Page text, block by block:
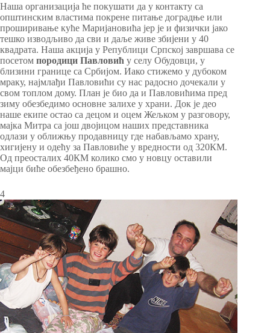
Наша организација ће покушати да у контакту са
општинским властима покрене питање доградње или
проширивање куће Маријановића јер је и физички јако
тешко изводљиво да сви и даље живе збијени у 40
квадрата. Наша акција у Републици Српској завршава се
посетом породици Павловић у селу Обудовци, у
близини границе са Србијом. Иако стижемо у дубоком
мраку, најмлађи Павловићи су нас радосно дочекали у
свом топлом дому. План је био да и Павловићима пред
зиму обезбедимо основне залихе у храни. Док је део
наше екипе остао са децом и оцем Жељком у разговору,
мајка Митра са још двојицом наших представника
одлази у оближњу продавницу где набављамо храну,
хигијену и одећу за Павловиће у вредности од 320КМ.
Од преосталих 40КМ колико смо у новцу оставили
мајци биће обезбеђено брашно.
4